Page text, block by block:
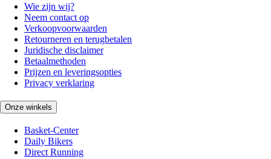
Wie zijn wij?
Neem contact op
Verkoopvoorwaarden
Retourneren en terugbetalen
Juridische disclaimer
Betaalmethoden
Prijzen en leveringsopties
Privacy verklaring
Onze winkels
Basket-Center
Daily Bikers
Direct Running